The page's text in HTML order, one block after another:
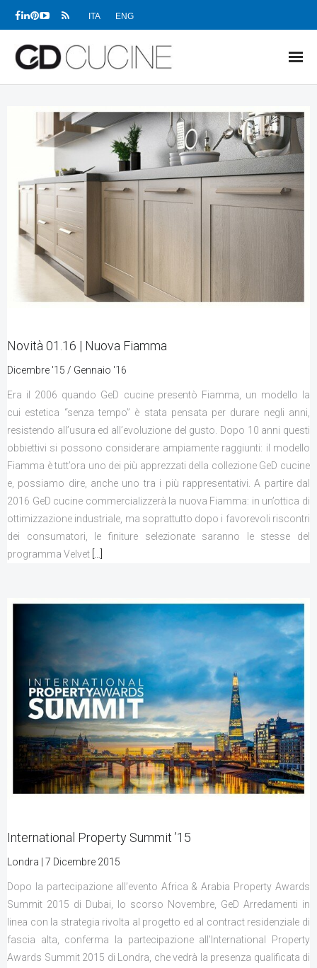
ITA ENG
PRODOTTI
SHOWROOM
RIVENDITORI
AZIENDA
DOWNLOAD
Novità 01.16 | Nuova Fiamma
Dicembre '15 / Gennaio '16
Era il 2006 quando GeD cucine presentò Fiamma, un modello la
cui estetica “senza tempo” è stata pensata per durare negli anni,
resistendo all’usura ed all’evoluzione del gusto. Dopo 10 anni questi
obbiettivi si possono considerare ampiamente raggiunti: il modello
Fiamma è tutt’ora uno dei più apprezzati della collezione GeD cucine
e, possiamo dire, anche uno tra i più rappresentativi. A partire dal
2016 GeD cucine commercializzerà la nuova Fiamma: in un’ottica di
ottimizzazione industriale, ma soprattutto dopo i favorevoli riscontri
dei consumatori, le finiture selezionate saranno le stesse del
programma Velvet
International Property Summit ’15
Londra | 7 Dicembre 2015
Dopo la partecipazione all’evento Africa & Arabia Property Awards
Summit 2015 di Dubai, lo scorso Novembre, GeD Arredamenti in
linea con la strategia rivolta al progetto ed al contract residenziale di
fascia alta, conferma la partecipazione all’International Property
Awards Summit 2015 di Londra, che vedrà la presenza qualificata di